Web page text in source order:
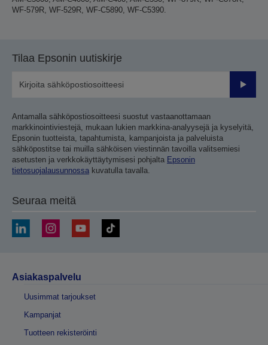
WF-579R, WF-529R, WF-C5890, WF-C5390.
Tilaa Epsonin uutiskirje
Lähetä
Antamalla sähköpostiosoitteesi suostut vastaanottamaan
markkinointiviestejä, mukaan lukien markkina-analyysejä ja kyselyitä,
Epsonin tuotteista, tapahtumista, kampanjoista ja palveluista
sähköpostitse tai muilla sähköisen viestinnän tavoilla valitsemiesi
asetusten ja verkkokäyttäytymisesi pohjalta Epsonin
tietosuojalausunnossa kuvatulla tavalla.
Seuraa meitä
Asiakaspalvelu
Uusimmat tarjoukset
Kampanjat
Tuotteen rekisteröinti